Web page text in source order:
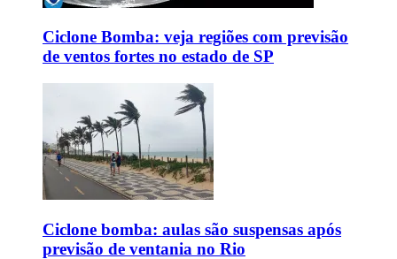
Ciclone Bomba: veja regiões com previsão
de ventos fortes no estado de SP
Ciclone bomba: aulas são suspensas após
previsão de ventania no Rio